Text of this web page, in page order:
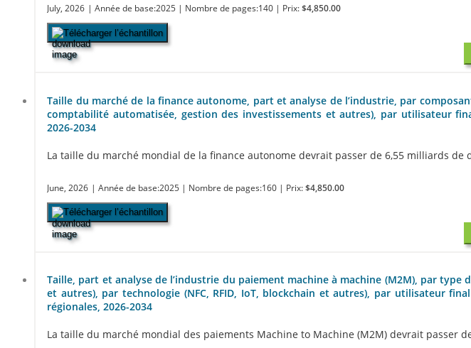
July, 2026 | Année de base:2025 | Nombre de pages:140 | Prix:$4,850.00
Télécharger l’échantillon
Taille du marché de la finance autonome, part et analyse de l’industrie, par
comptabilité automatisée, gestion des investissements et autres), par utilisateur
2026-2034
La taille du marché mondial de la finance autonome devrait passer de 6,55 milliards de
June, 2026 | Année de base:2025 | Nombre de pages:160 | Prix:$4,850.00
Télécharger l’échantillon
Taille, part et analyse de l’industrie du paiement machine à machine (M2M), par
et autres), par technologie (NFC, RFID, IoT, blockchain et autres), par utilisateur
régionales, 2026-2034
La taille du marché mondial des paiements Machine to Machine (M2M) devrait passer